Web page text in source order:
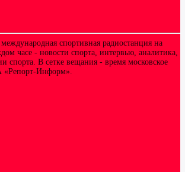
спортивная радиостанция на
часе - новости спорта, интервью, аналитика,
спорта. В сетке вещания - время московское
Информ».